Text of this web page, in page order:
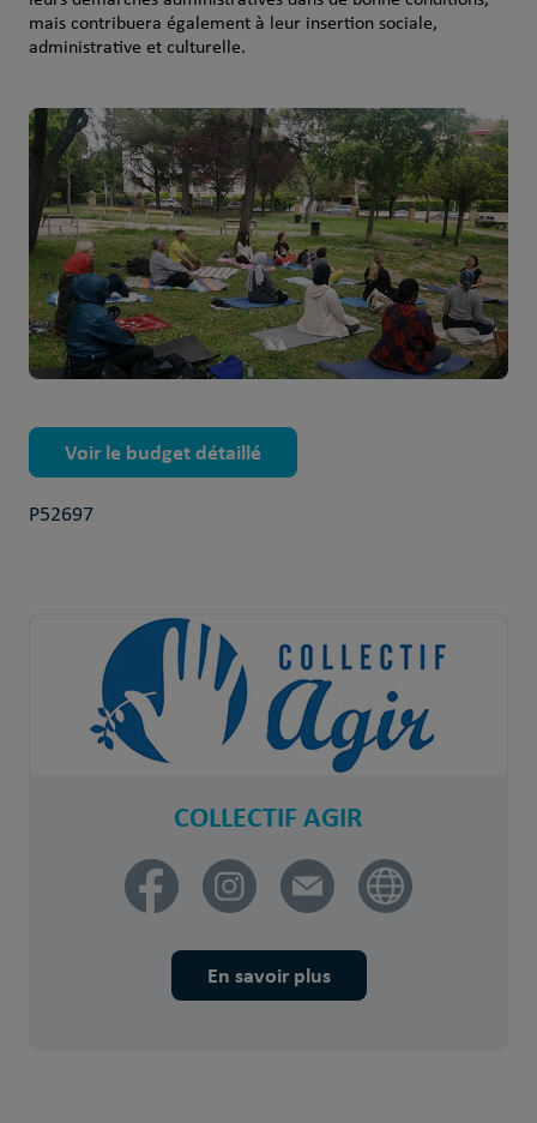
mais contribuera également à leur insertion sociale,
administrative et culturelle.
Voir le budget détaillé
P52697
COLLECTIF AGIR
En savoir plus